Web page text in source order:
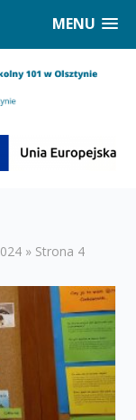
MENU
» Strona 4